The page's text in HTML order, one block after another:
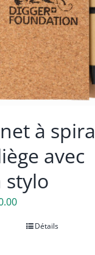
à
avec
stylo
Détails